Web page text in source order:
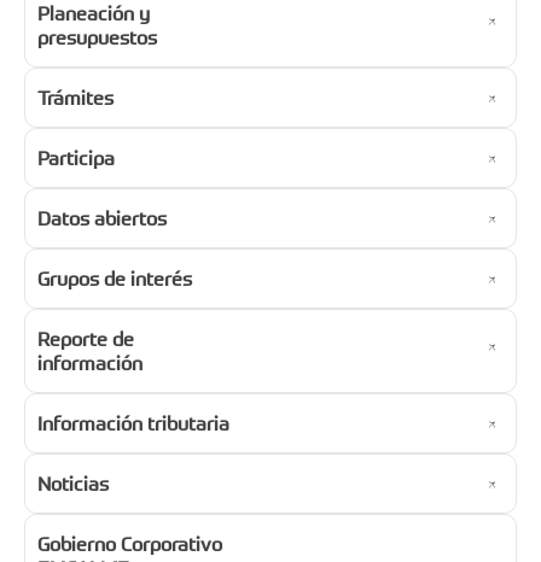
Planeación y
presupuestos
Trámites
Participa
Datos abiertos
Grupos de interés
Reporte de
información
Información tributaria
Noticias
Gobierno Corporativo